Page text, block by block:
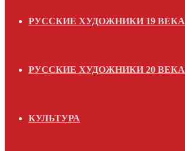
РУССКИЕ ХУДОЖНИКИ 19 ВЕКА
РУССКИЕ ХУДОЖНИКИ 20 ВЕКА
КУЛЬТУРА